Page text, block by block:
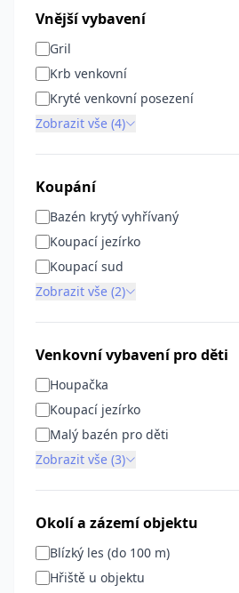
Vnější vybavení
Gril
Krb venkovní
Kryté venkovní posezení
Zobrazit vše (4)
Koupání
Bazén krytý vyhřívaný
Koupací jezírko
Koupací sud
Zobrazit vše (2)
Venkovní vybavení pro děti
Houpačka
Koupací jezírko
Malý bazén pro děti
Zobrazit vše (3)
Okolí a zázemí objektu
Blízký les (do 100 m)
Hřiště u objektu